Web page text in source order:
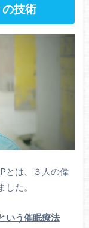
技術
とは、３人の偉
た。
いう催眠療法